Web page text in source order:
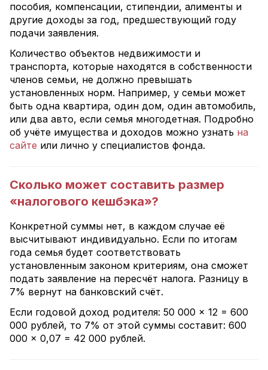
пособия, компенсации, стипендии, алименты и
другие доходы за год, предшествующий году
подачи заявления.
Количество объектов недвижимости и
транспорта, которые находятся в собственности
членов семьи, не должно превышать
установленных норм. Например, у семьи может
быть одна квартира, один дом, один автомобиль,
или два авто, если семья многодетная. Подробно
об учёте имущества и доходов можно узнать на
сайте или лично у специалистов фонда.
Сколько может составить размер
«налогового кешбэка»?
Конкретной суммы нет, в каждом случае её
высчитывают индивидуально. Если по итогам
года семья будет соответствовать
установленным законом критериям, она сможет
подать заявление на пересчёт налога. Разницу в
7% вернут на банковский счёт.
Если годовой доход родителя: 50 000 × 12 = 600
000 рублей, то 7% от этой суммы составит: 600
000 × 0,07 = 42 000 рублей.